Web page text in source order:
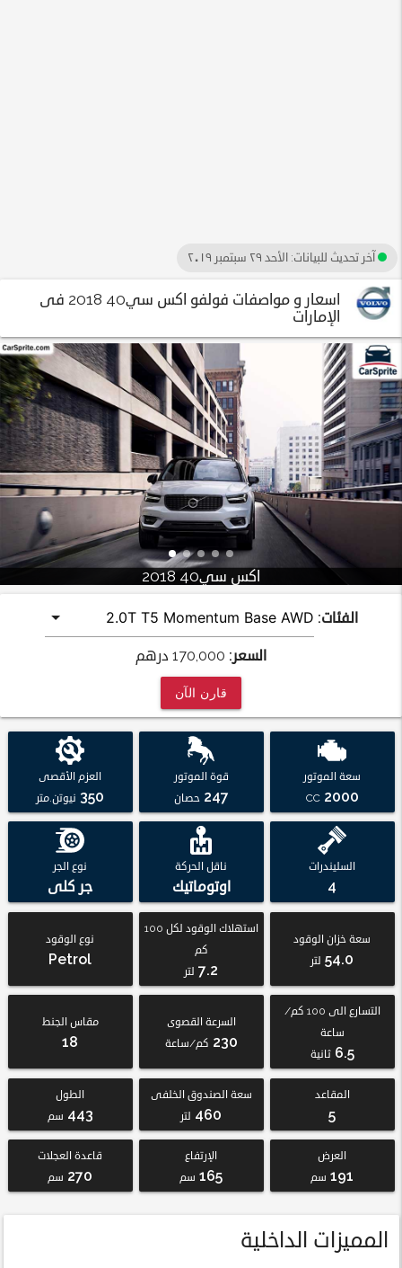
آخر تحديث للبيانات: الأحد ٢٩ سبتمبر ٢٠١٩
اسعار و مواصفات فولفو اكس سي40 2018 فى
الإمارات
اكس سي40 2018
الفئات:
السعر: 170,000درهم
قارن الآن
سعة الموتور
2000
CC
قوة الموتور
247 حصان
العزم الأقصى
350 نيوتن.متر
السليندرات
4
ناقل الحركة
اوتوماتيك
نوع الجر
جر كلى
سعة خزان الوقود
54.0 لتر
استهلاك الوقود لكل 100
كم
7.2 لتر
نوع الوقود
Petrol
التسارع الى 100 كم/
ساعة
6.5 ثانية
السرعة القصوى
230 كم/ساعة
مقاس الجنط
18
المقاعد
5
سعة الصندوق الخلفى
460 لتر
الطول
443 سم
العرض
191 سم
الإرتفاع
165 سم
قاعدة العجلات
270 سم
المميزات الداخلية